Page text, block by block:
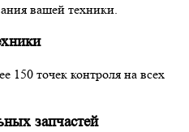
вашей техники.
150 точек контроля на всех
запчастей